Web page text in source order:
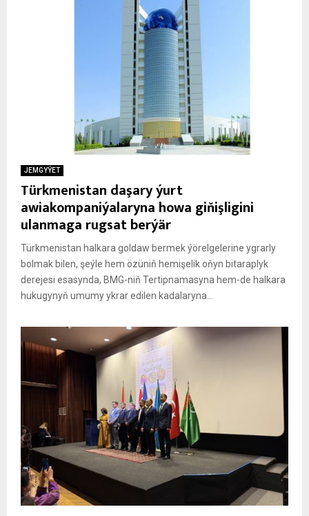
JEMGYÝET
Türkmenistan daşary ýurt
awiakompaniýalaryna howa giňişligini
ulanmaga rugsat berýär
Türkmenistan halkara goldaw bermek ýörelgelerine ygrarly
bolmak bilen, şeýle hem özüniň hemişelik oňyn bitaraplyk
derejesi esasynda, BMG-niň Tertipnamasyna hem-de halkara
hukugynyň umumy ykrar edilen kadalaryna...